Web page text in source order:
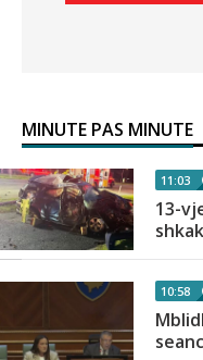
MINUTE PAS MINUTE
11:03
13-
10:58